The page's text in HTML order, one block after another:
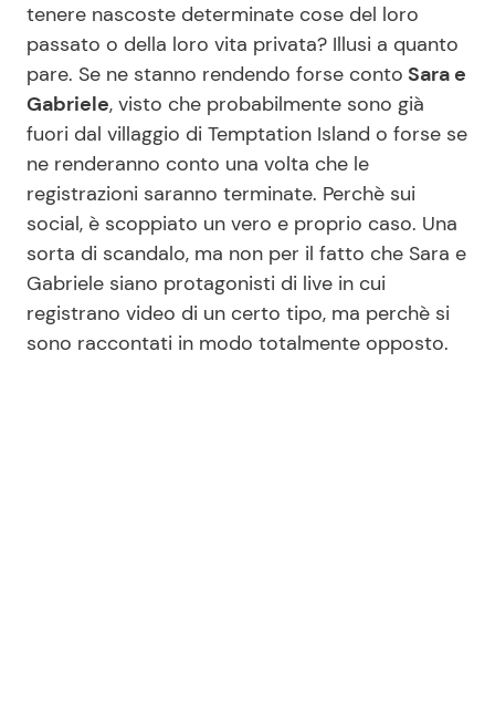
News benessere
Salute
Viaggi e Turismo
Festività
Primi Piatti
Ricette Facili e Veloci
Ricette Feste
Ricette per Bambini
Seguici
tenere nascoste determinate cose del loro
passato o della loro vita privata? Illusi a quanto
pare. Se ne stanno rendendo forse conto Sara e
Gabriele, visto che probabilmente sono già
fuori dal villaggio di Temptation Island o forse se
ne renderanno conto una volta che le
registrazioni saranno terminate. Perchè sui
social, è scoppiato un vero e proprio caso. Una
sorta di scandalo, ma non per il fatto che Sara e
Gabriele siano protagonisti di live in cui
registrano video di un certo tipo, ma perchè si
sono raccontati in modo totalmente opposto.